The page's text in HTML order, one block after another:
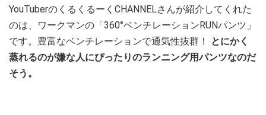
YouTuberのくるくるーくCHANNELさんが紹介してくれた
のは、ワークマンの「360°ベンチレーションRUNパンツ」
です。豊富なベンチレーションで通気性抜群！
とにかく
蒸れるのが嫌な人にぴったりのランニング用パンツなのだ
そう。